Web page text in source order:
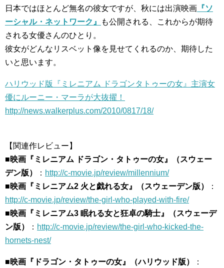
日本ではほとんど無名の彼女ですが、秋には出演映画 『ソ
ーシャル・ネットワーク』
も公開される、これからが期待
される女優さんのひとり。
彼女がどんなリスベット像を見せてくれるのか、期待した
いと思います。
ハリウッド版『ミレニアム ドラゴンタトゥーの女』主演女
優にルーニー・マーラが大抜擢！
http://news.walkerplus.com/2010/0817/18/
【関連作レビュー】
■映画『ミレニアム ドラゴン・タトゥーの女』（スウェー
デン版）
： http://c-movie.jp/review/millennium/
■映画『ミレニアム2 火と戯れる女』（スウェーデン版）
：
http://c-movie.jp/review/the-girl-who-played-with-fire/
■映画『ミレニアム3 眠れる女と狂卓の騎士』（スウェーデ
ン版）
： http://c-movie.jp/review/the-girl-who-kicked-the-
hornets-nest/
■映画『ドラゴン・タトゥーの女』（ハリウッド版）
：